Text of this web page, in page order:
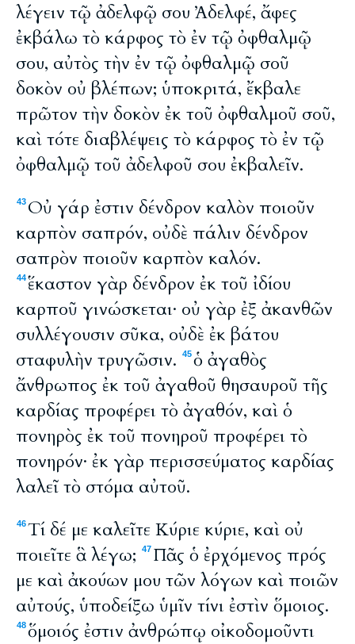
λέγειν τῷ ἀδελφῷ σου Ἀδελφέ, ἄφες
ἐκβάλω τὸ κάρφος τὸ ἐν τῷ ὀφθαλμῷ
σου, αὐτὸς τὴν ἐν τῷ ὀφθαλμῷ σοῦ
δοκὸν οὐ βλέπων; ὑποκριτά, ἔκβαλε
πρῶτον τὴν δοκὸν ἐκ τοῦ ὀφθαλμοῦ σοῦ,
καὶ τότε διαβλέψεις τὸ κάρφος τὸ ἐν τῷ
ὀφθαλμῷ τοῦ ἀδελφοῦ σου ἐκβαλεῖν.
43 Οὐ γάρ ἐστιν δένδρον καλὸν ποιοῦν
καρπὸν σαπρόν, οὐδὲ πάλιν δένδρον
σαπρὸν ποιοῦν καρπὸν καλόν.
44ἕκαστον γὰρ δένδρον ἐκ τοῦ ἰδίου
καρποῦ γινώσκεται· οὐ γὰρ ἐξ ἀκανθῶν
συλλέγουσιν σῦκα, οὐδὲ ἐκ βάτου
σταφυλὴν τρυγῶσιν.
45ὁ ἀγαθὸς
ἄνθρωπος ἐκ τοῦ ἀγαθοῦ θησαυροῦ τῆς
καρδίας προφέρει τὸ ἀγαθόν, καὶ ὁ
πονηρὸς ἐκ τοῦ πονηροῦ προφέρει τὸ
πονηρόν· ἐκ γὰρ περισσεύματος καρδίας
λαλεῖ τὸ στόμα αὐτοῦ.
46Τί δέ με καλεῖτε Κύριε κύριε, καὶ οὐ
ποιεῖτε ἃ λέγω;
47 Πᾶς ὁ ἐρχόμενος πρός
με καὶ ἀκούων μου τῶν λόγων καὶ ποιῶν
αὐτούς, ὑποδείξω ὑμῖν τίνι ἐστὶν ὅμοιος.
48ὅμοιός ἐστιν ἀνθρώπῳ οἰκοδομοῦντι